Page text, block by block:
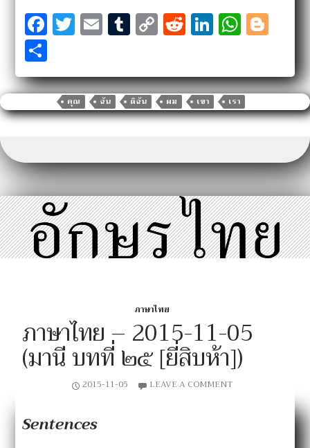
F
a
c
e
b
o
k
T
w
it
te
r
E
m
ai
l
T
u
m
bl
r
C
o
p
y
Li
k
R
e
d
di
t
Li
n
k
e
dI
W
h
at
s
A
p
g
g
er
h
ar
e คุณ ฉัน ดิฉัน ผม เขา เรา
ภาษาไทย
ภาษาไทย – 2015-11-05
(มานี บทที่ ๒๕ [ยี่สิบห้า])
2015-11-05 LEAVE A COMMENT
Sentences